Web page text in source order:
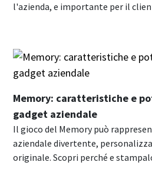
l'azienda, e importante per il
Memory: caratteristiche e
gadget aziendale
Il gioco del Memory può
aziendale divertente,
originale. Scopri perché e